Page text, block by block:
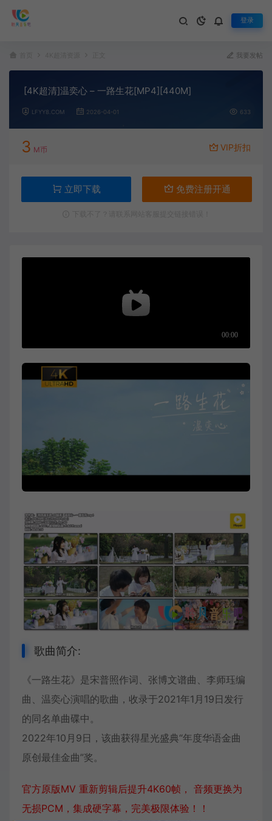
登录
我要发帖
[4K超清]温奕心 – 一路生花[MP4][440M]
LFYY8.COM 2026-04-01 633
3 M币 VIP折扣
立即下载 免费注册开通
歌曲简介:
《一路生花》是宋普照作词、张博文谱曲、李师珏编
曲、 温奕心演唱的歌曲，收录于2021年1月19日发行
的同名单曲碟中。
2022年10月9日，该曲获得星光盛典“年度华语金曲
原创最佳金曲”奖。
官方原版MV 重新剪辑后提升4K60帧， 音频更换为
无损PCM，集成硬字幕，完美极限体验！！